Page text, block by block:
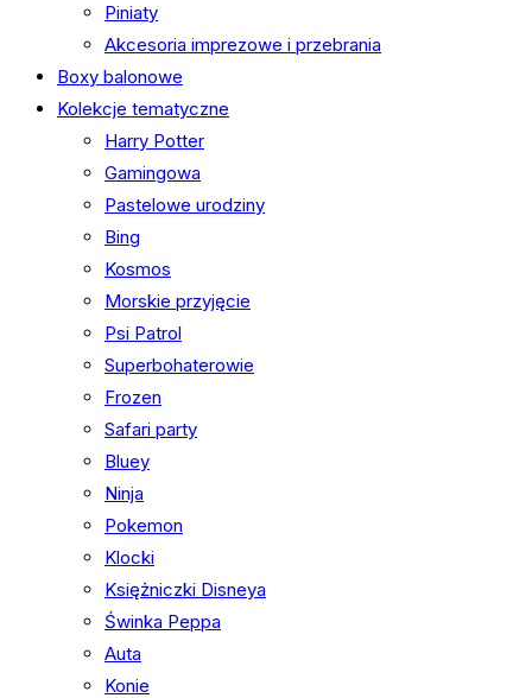
Piniaty
Akcesoria imprezowe i przebrania
Boxy balonowe
Kolekcje tematyczne
Harry Potter
Gamingowa
Pastelowe urodziny
Bing
Kosmos
Morskie przyjęcie
Psi Patrol
Superbohaterowie
Frozen
Safari party
Bluey
Ninja
Pokemon
Klocki
Księżniczki Disneya
Świnka Peppa
Auta
Konie